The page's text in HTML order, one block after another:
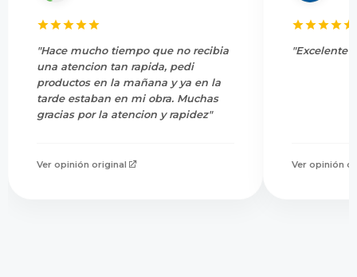
"Hace mucho tiempo que no recibia
una atencion tan rapida, pedi
productos en la mañana y ya en la
tarde estaban en mi obra. Muchas
gracias por la atencion y rapidez"
Ver opinión original
"Excelente
Ver opinión